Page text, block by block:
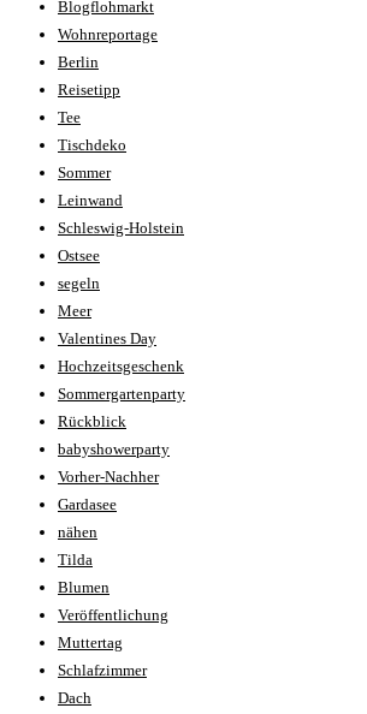
Blogflohmarkt
Wohnreportage
Berlin
Reisetipp
Tee
Tischdeko
Sommer
Leinwand
Schleswig-Holstein
Ostsee
segeln
Meer
Valentines Day
Hochzeitsgeschenk
Sommergartenparty
Rückblick
babyshowerparty
Vorher-Nachher
Gardasee
nähen
Tilda
Blumen
Veröffentlichung
Muttertag
Schlafzimmer
Dach